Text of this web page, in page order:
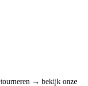
→ bekijk onze